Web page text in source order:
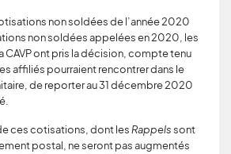
non soldées de l’année 2020
non soldées appelées en 2020, les
CAVP ont pris la décision, compte tenu
affiliés pourraient rencontrer dans le
de reporter au 31 décembre 2020
ces cotisations, dont lesRappelssont
postal, ne seront pas augmentés